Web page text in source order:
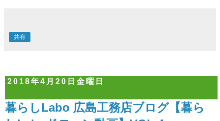
共有
2018年4月20日金曜日
暮らしLabo 広島工務店ブログ【暮ら